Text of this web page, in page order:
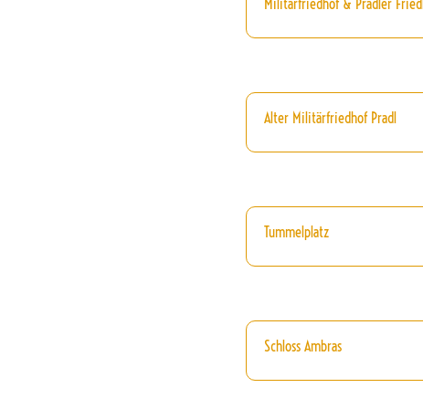
Alter Militärfriedhof Pradl
Tummelplatz
Schloss Ambras